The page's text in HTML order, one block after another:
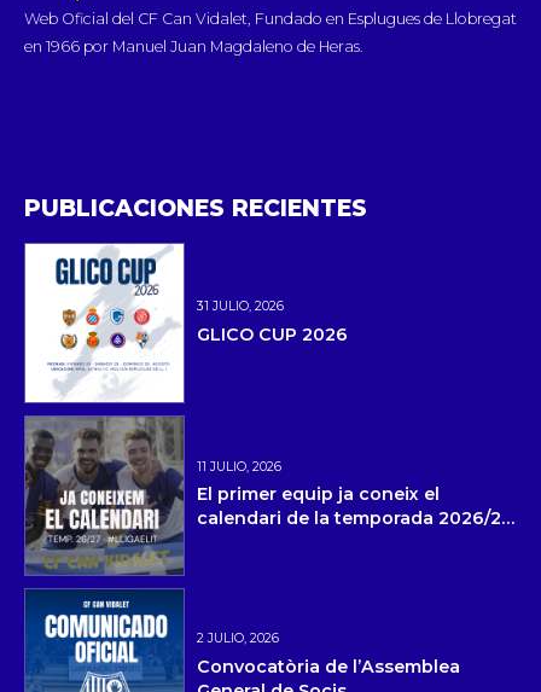
Web Oficial del CF Can Vidalet, Fundado en Esplugues de Llobregat
en 1966 por Manuel Juan Magdaleno de Heras.
PUBLICACIONES RECIENTES
31 JULIO, 2026
GLICO CUP 2026
11 JULIO, 2026
El primer equip ja coneix el
calendari de la temporada 2026/27
2 JULIO, 2026
Convocatòria de l’Assemblea